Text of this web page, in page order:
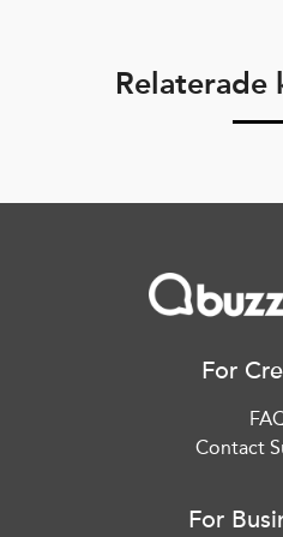
Relaterade
For
Contact
For